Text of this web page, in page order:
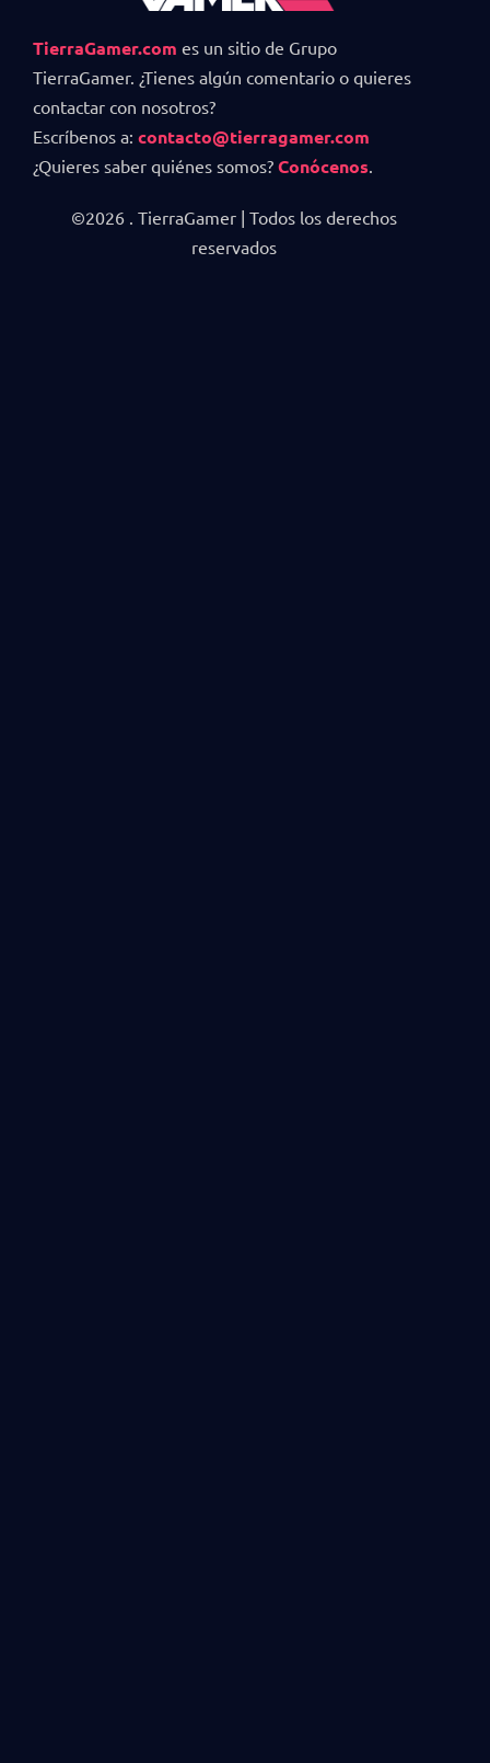
TierraGamer.com es un sitio de Grupo
TierraGamer. ¿Tienes algún comentario o quieres
contactar con nosotros?
Escríbenos a: contacto@tierragamer.com
¿Quieres saber quiénes somos? Conócenos.
©2026 . TierraGamer | Todos los derechos
reservados